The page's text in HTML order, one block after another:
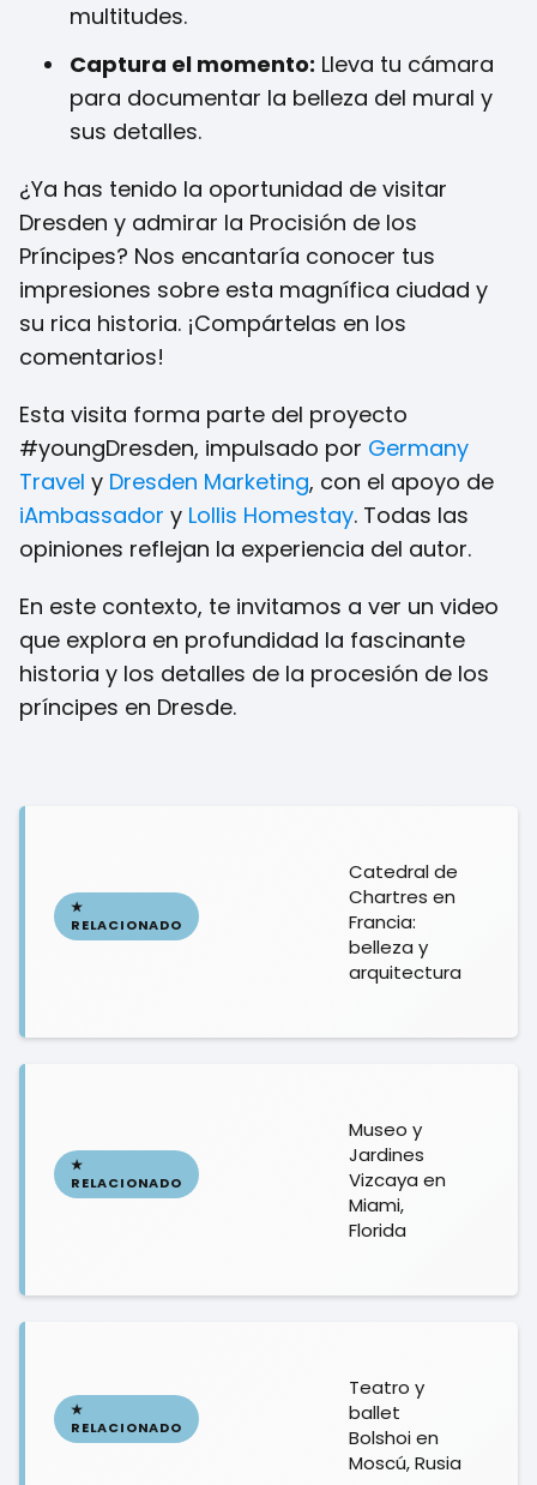
multitudes.
Captura el momento: Lleva tu cámara
para documentar la belleza del mural y
sus detalles.
¿Ya has tenido la oportunidad de visitar
Dresden y admirar la Procisión de los
Príncipes? Nos encantaría conocer tus
impresiones sobre esta magnífica ciudad y
su rica historia. ¡Compártelas en los
comentarios!
Esta visita forma parte del proyecto
#youngDresden, impulsado por Germany
Travel y Dresden Marketing, con el apoyo de
iAmbassador y Lollis Homestay. Todas las
opiniones reflejan la experiencia del autor.
En este contexto, te invitamos a ver un video
que explora en profundidad la fascinante
historia y los detalles de la procesión de los
príncipes en Dresde.
Catedral de
Chartres en
Francia:
belleza y
arquitectura
Museo y
Jardines
Vizcaya en
Miami,
Florida
Teatro y
ballet
Bolshoi en
Moscú, Rusia